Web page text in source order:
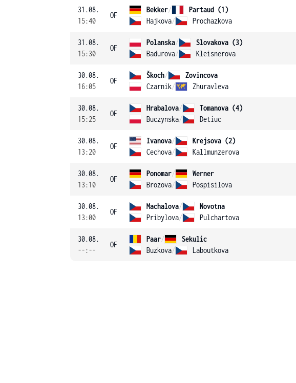
31.08.
15:40
OF
Bekker/
Partaud (1)
Hajkova/ Prochazkova
31.08.
15:30
OF
Polanska/
Slovakova (3)
Badurova/ Kleisnerova
30.08.
16:05
OF
Škoch/
Zovincova
Czarnik/ Zhuravleva
30.08.
15:25
OF
Hrabalova/
Tomanova (4)
Buczynska/ Detiuc
30.08.
13:20
OF
Ivanova/
Krejsova (2)
Cechova/ Kallmunzerova
30.08.
13:10
OF
Ponomar/
Werner
Brozova/ Pospisilova
30.08.
13:00
OF
Machalova/
Novotna
Pribylova/ Pulchartova
30.08.
--:--
OF
Paar/
Sekulic
Buzkova/ Laboutkova